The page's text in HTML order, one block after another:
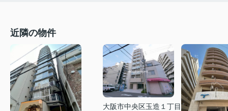
近隣の物件
大阪市中央区玉造１丁目